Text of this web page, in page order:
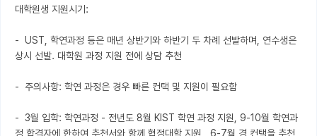
대학원생 지원시기:
-  UST, 학연과정 등은 매년 상반기와 하반기 두 차례 선발하며, 연수생은
상시 선발. 대학원 과정 지원 전에 상담 추천
-  주의사항: 학연 과정은 경우 빠른 컨택 및 지원이 필요함
-  3월 입학: 학연과정 - 전년도 8월 KIST 학연 과정 지원, 9-10월 학연과
정 합격자에 한하여 추천서와 함께 협정대학 지원,  6-7월 경 컨택을 추천